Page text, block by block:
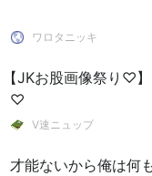
ワロタニッキ
【JKお股画像祭り♡
♡
V速ニュップ
才能ないから俺は何